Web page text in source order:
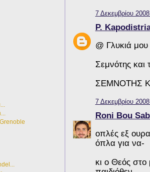
7 Δεκεμβρίου
P.
@ Γλυκιά
Σεμνότης και
ΣΕΜΝΟΤΗΣ
7 Δεκεμβρίου
οπλές εξ
όπλα για να-
κι ο Θεός στο